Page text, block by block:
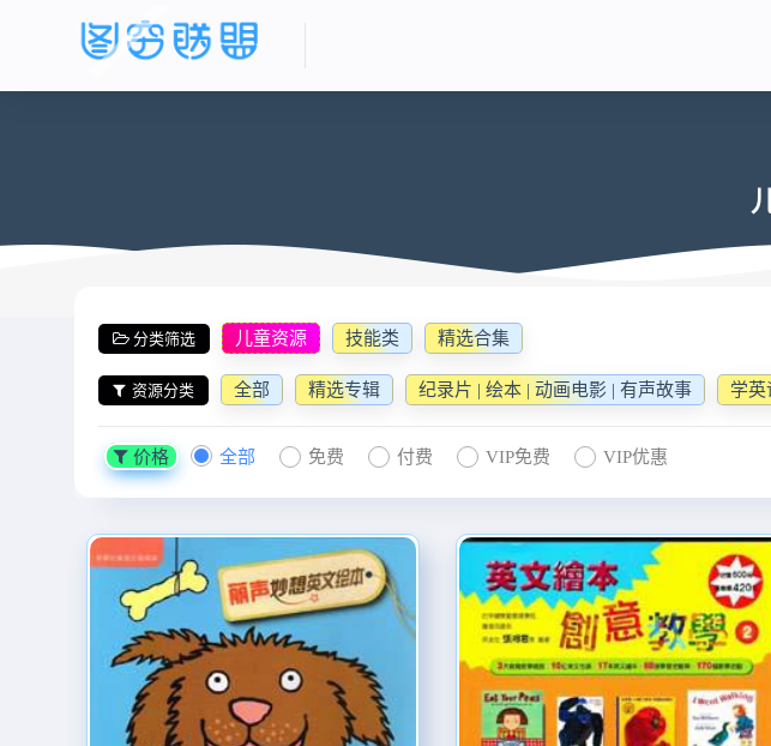
分类筛选 儿童资源 技能类 精选合集
资源分类 全部 精选专辑 纪录片 | 绘本 | 动画电影 | 有声故事 学英
价格 全部 免费 付费 VIP免费 VIP优惠